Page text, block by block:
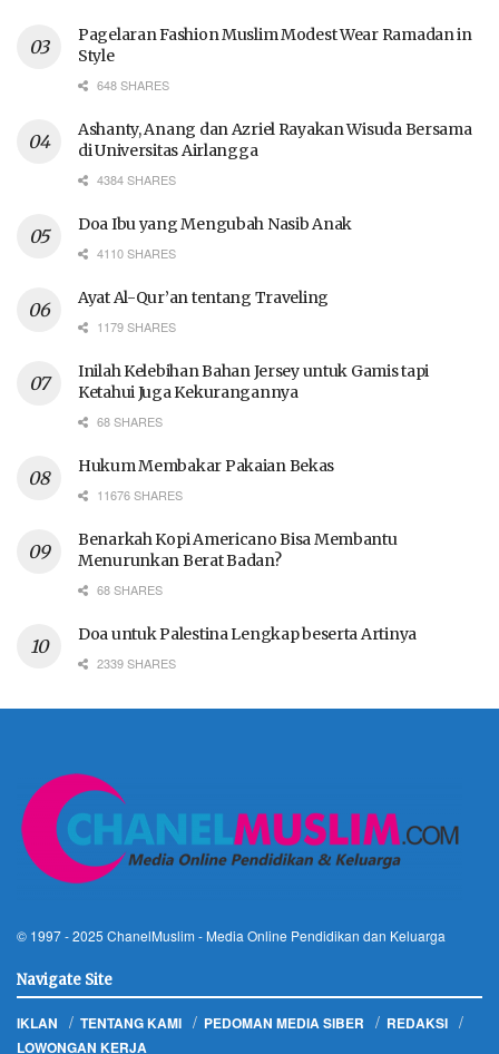
Pagelaran Fashion Muslim Modest Wear Ramadan in
Style
648 SHARES
Ashanty, Anang dan Azriel Rayakan Wisuda Bersama
di Universitas Airlangga
4384 SHARES
Doa Ibu yang Mengubah Nasib Anak
4110 SHARES
Ayat Al-Qur’an tentang Traveling
1179 SHARES
Inilah Kelebihan Bahan Jersey untuk Gamis tapi
Ketahui Juga Kekurangannya
68 SHARES
Hukum Membakar Pakaian Bekas
11676 SHARES
Benarkah Kopi Americano Bisa Membantu
Menurunkan Berat Badan?
68 SHARES
Doa untuk Palestina Lengkap beserta Artinya
2339 SHARES
© 1997 - 2025 ChanelMuslim - Media Online Pendidikan dan Keluarga
Navigate Site
IKLAN TENTANG KAMI PEDOMAN MEDIA SIBER
REDAKSI
LOWONGAN KERJA